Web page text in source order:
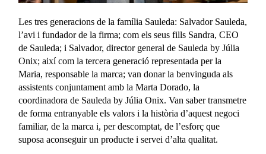
Les tres generacions de la família Sauleda: Salvador Sauleda,
l’avi i fundador de la firma; com els seus fills Sandra, CEO
de Sauleda; i Salvador, director general de Sauleda by Júlia
Onix; així com la tercera generació representada per la
Maria, responsable la marca; van donar la benvinguda als
assistents conjuntament amb la Marta Dorado, la
coordinadora de Sauleda by Júlia Onix. Van saber transmetre
de forma entranyable els valors i la història d’aquest negoci
familiar, de la marca i, per descomptat, de l’esforç que
suposa aconseguir un producte i servei d’alta qualitat.